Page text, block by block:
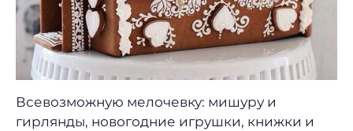
Всевозможную мелочевку: мишуру и
гирлянды, новогодние игрушки, книжки и